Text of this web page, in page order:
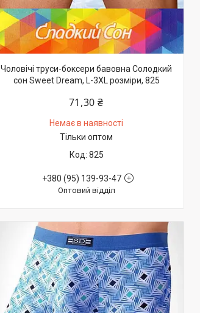
Чоловічі труси-боксери бавовна Солодкий
сон Sweet Dream, L-3XL розміри, 825
71,30 ₴
Немає в наявності
Тільки оптом
825
+380 (95) 139-93-47
Оптовий відділ